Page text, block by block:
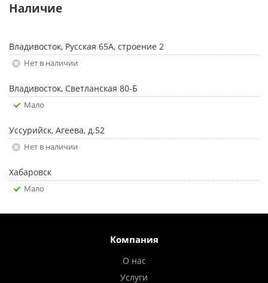
Наличие
Владивосток, Русская 65А, строение 2
Нет в наличии
Владивосток, Светланская 80-Б
Мало
Уссурийск, Агеева, д.52
Нет в наличии
Хабаровск
Мало
Компания
О нас
Услуги